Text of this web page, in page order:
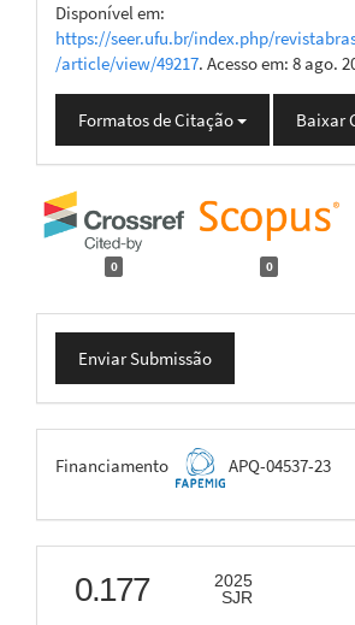
Disponível em:
https://seer.ufu.br/index.php/
/article/view/49217. Acesso em: 8 ago.
Formatos de Citação Baixar
0 0
Enviar
Submissão
Enviar Submissão
FAPEMIG
Financiamento APQ-04537-23
scimago
0.177
2025
SJR